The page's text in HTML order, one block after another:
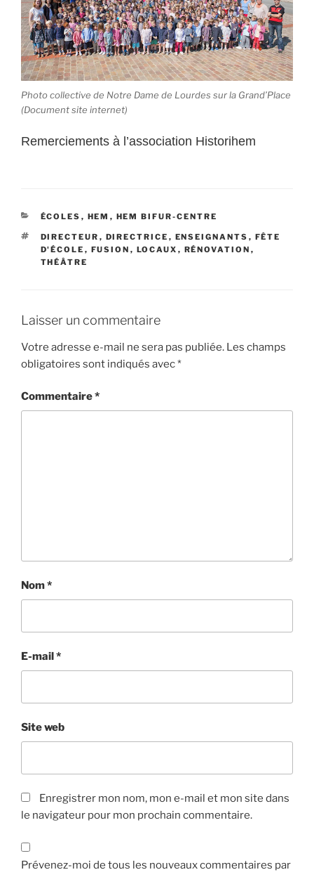
Photo collective de Notre Dame de Lourdes sur la Grand’Place
(Document site internet)
Remerciements à l’association Historihem
CATÉGORIES
ÉCOLES , HEM , HEM BIFUR-CENTRE
ÉTIQUETTES
DIRECTEUR , DIRECTRICE , ENSEIGNANTS , FÊTE
D'ÉCOLE , FUSION , LOCAUX , RÉNOVATION ,
THÉÂTRE
Laisser un commentaire
Votre adresse e-mail ne sera pas publiée. Les champs
obligatoires sont indiqués avec*
Commentaire*
Nom*
E-mail*
Site web
Enregistrer mon nom, mon e-mail et mon site dans
le navigateur pour mon prochain commentaire.
Prévenez-moi de tous les nouveaux commentaires par